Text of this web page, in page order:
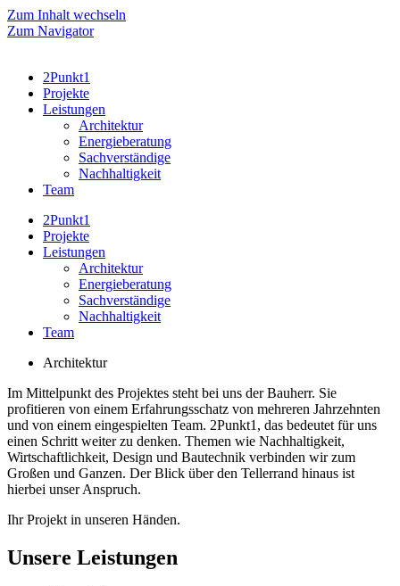
Zum Inhalt wechseln
Zum Navigator
2Punkt1
Projekte
Leistungen
Architektur
Energieberatung
Sachverständige
Nachhaltigkeit
Team
2Punkt1
Projekte
Leistungen
Architektur
Energieberatung
Sachverständige
Nachhaltigkeit
Team
Architektur
Im Mittelpunkt des Projektes steht bei uns der Bauherr. Sie
profitieren von einem Erfahrungsschatz von mehreren Jahrzehnten
und von einem eingespielten Team. 2Punkt1, das bedeutet für uns
einen Schritt weiter zu denken. Themen wie Nachhaltigkeit,
Wirtschaftlichkeit, Design und Bautechnik verbinden wir zum
Großen und Ganzen. Der Blick über den Tellerrand hinaus ist
hierbei unser Anspruch.
Ihr Projekt in unseren Händen.
Unsere Leistungen